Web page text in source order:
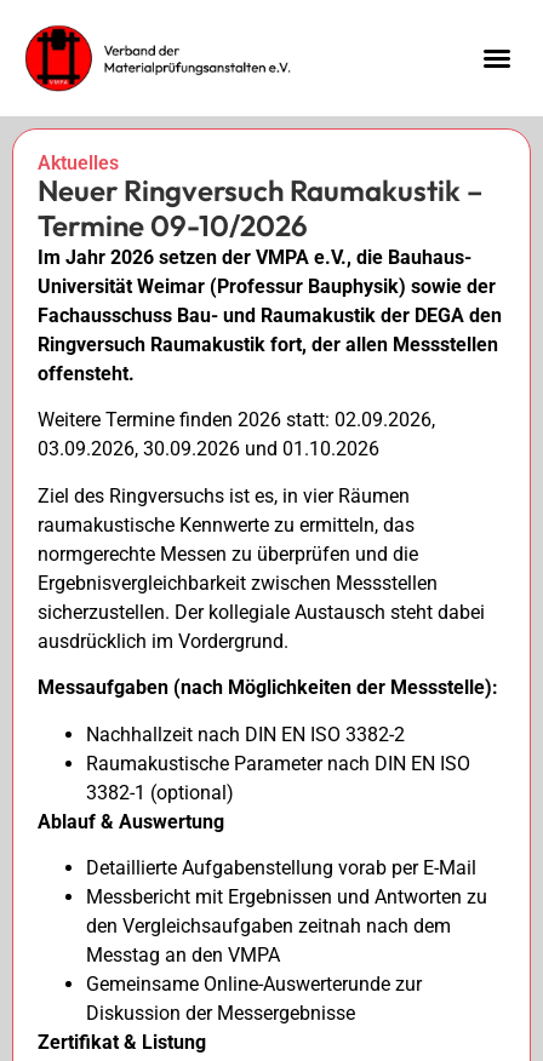
Aktuelles
Neuer Ringversuch Raumakustik –
Termine 09-10/2026
Im Jahr 2026 setzen der VMPA e.V., die Bauhaus-
Universität Weimar (Professur Bauphysik) sowie der
Fachausschuss Bau- und Raumakustik der DEGA den
Ringversuch Raumakustik fort, der allen Messstellen
offensteht.
Weitere Termine finden 2026 statt: 02.09.2026,
03.09.2026, 30.09.2026 und 01.10.2026
Ziel des Ringversuchs ist es, in vier Räumen
raumakustische Kennwerte zu ermitteln, das
normgerechte Messen zu überprüfen und die
Ergebnisvergleichbarkeit zwischen Messstellen
sicherzustellen. Der kollegiale Austausch steht dabei
ausdrücklich im Vordergrund.
Messaufgaben (nach Möglichkeiten der Messstelle):
Nachhallzeit nach DIN EN ISO 3382-2
Raumakustische Parameter nach DIN EN ISO
3382-1 (optional)
Ablauf & Auswertung
Detaillierte Aufgabenstellung vorab per E-Mail
Messbericht mit Ergebnissen und Antworten zu
den Vergleichsaufgaben zeitnah nach dem
Messtag an den VMPA
Gemeinsame Online-Auswerterunde zur
Diskussion der Messergebnisse
Zertifikat & Listung